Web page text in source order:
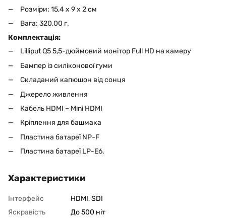
Розміри: 15,4 x 9 x 2 см
Вага: 320,00 г.
Комплектація:
Lilliput Q5 5,5-дюймовий монітор Full HD на камеру
Бампер із силіконової гуми
Складаний капюшон від сонця
Джерело живлення
Кабель HDMI – Mini HDMI
Кріплення для башмака
Пластина батареї NP-F
Пластина батареї LP-E6.
Характеристики
Інтерфейс HDMI,SDI
Яскравість
До 500 ніт